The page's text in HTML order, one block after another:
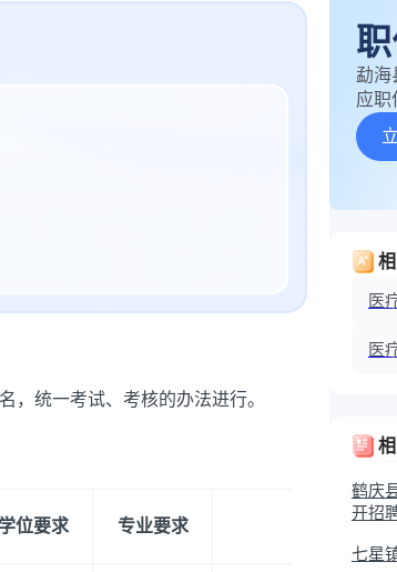
，统一考试、考核的办法进行。
学位要求 专业要求 专业技术资
勐海
应职
医
医
鹤庆
开招
七星